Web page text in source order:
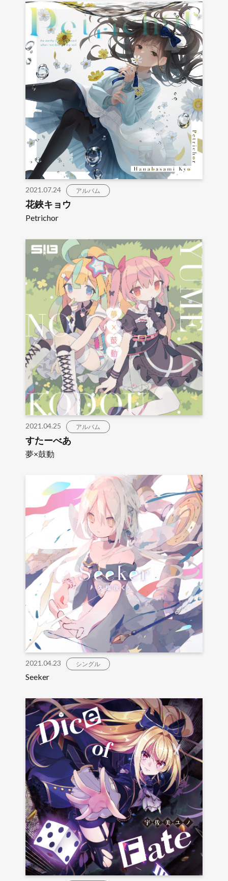
2021.07.24 アルバム
花鋏キョウ
Petrichor
2021.04.25 アルバム
すたーべあ
夢×鼓動
2021.04.23 シングル
Seeker